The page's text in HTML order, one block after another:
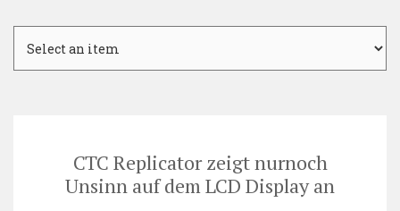
CTC Replicator zeigt nurnoch
Unsinn auf dem LCD Display an